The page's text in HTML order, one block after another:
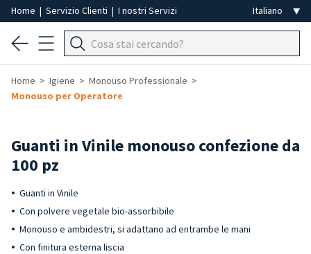
Home | Servizio Clienti | I nostri Servizi
Home Igiene
Monouso Professionale
Monouso per Operatore
Guanti in Vinile monouso confezione da
100 pz
Guanti in Vinile
Con polvere vegetale bio-assorbibile
Monouso e ambidestri, si adattano ad entrambe le mani
Con finitura esterna liscia